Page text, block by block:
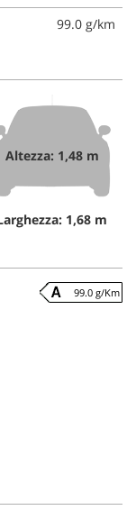
99.0 g/km
Altezza: 1,48 m
1,68 m
99.0 g/Km